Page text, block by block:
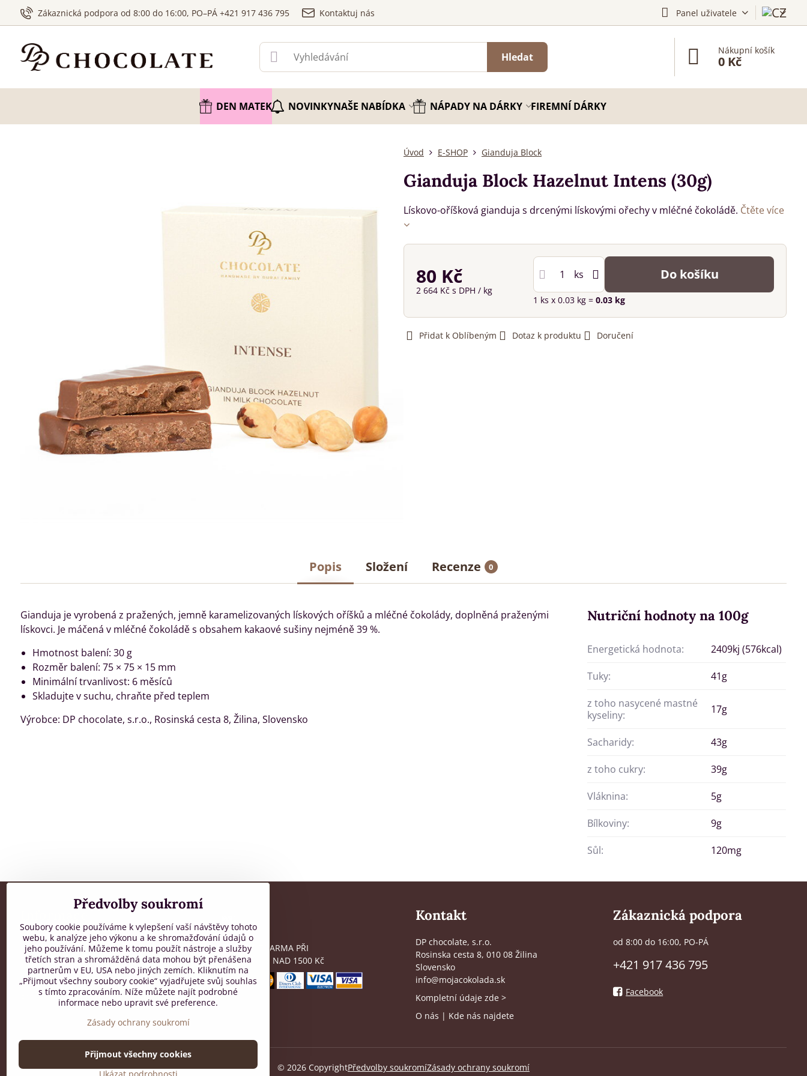
Zákaznická podpora od 8:00 do 16:00, PO–PÁ +421 917 436 795 Kontaktuj nás Panel uživatele
Hledat
Nákupní košík
0 Kč
DEN MATEK NOVINKYNAŠE NABÍDKA NÁPADY NA DÁRKY FIREMNÍ DÁRKY
Úvod E-SHOP Gianduja Block
Gianduja Block Hazelnut Intens (30g)
Lískovo-oříšková gianduja s drcenými lískovými ořechy v mléčné čokoládě. Čtěte více
80 Kč
2 664 Kč s DPH / kg
ks Do košíku
1 ks x 0.03 kg = 0.03kg
Přidat k Oblíbeným Dotaz k produktu Doručení
Popis Složení Recenze 0
Gianduja je vyrobená z pražených, jemně karamelizovaných lískových oříšků a mléčné čokolády, doplněná praženými
lískovci. Je máčená v mléčné čokoládě s obsahem kakaové sušiny nejméně 39 %.
Hmotnost balení: 30 g
Rozměr balení: 75 × 75 × 15 mm
Minimální trvanlivost: 6 měsíců
Skladujte v suchu, chraňte před teplem
Výrobce: DP chocolate, s.r.o., Rosinská cesta 8, Žilina, Slovensko
Nutriční hodnoty na 100g
Energetická hodnota: 2409kj (576kcal)
Tuky: 41g
z toho nasycené mastné
kyseliny:
17g
Sacharidy: 43g
z toho cukry: 39g
Vláknina: 5g
Bílkoviny: 9g
Sůl: 120mg
Všeobecné obchodní podmínky
Zpracování osobních údajů
Reklamační řád
Mapa stránek
DOPRAVA ZDARMA PŘI
OBJEDNÁVCE NAD 1500 Kč
Kontakt
DP chocolate, s.r.o.
Rosinska cesta 8, 010 08 Žilina
Slovensko
info@mojacokolada.sk
Kompletní údaje zde>
O nás | Kde nás najdete
Zákaznická podpora
od 8:00 do 16:00, PO-PÁ
+421 917 436 795
Facebook
© 2026CopyrightPředvolby soukromíZásady ochrany soukromí
Předvolby soukromí
Soubory cookie používáme k vylepšení vaší návštěvy tohoto
webu, k analýze jeho výkonu a ke shromažďování údajů o
jeho používání. Můžeme k tomu použít nástroje a služby
třetích stran a shromážděná data mohou být přenášena
partnerům v EU, USA nebo jiných zemích. Kliknutím na
„Přijmout všechny soubory cookie“ vyjadřujete svůj souhlas
s tímto zpracováním. Níže můžete najít podrobné
informace nebo upravit své preference.
Zásady ochrany soukromí
Přijmout všechny cookies